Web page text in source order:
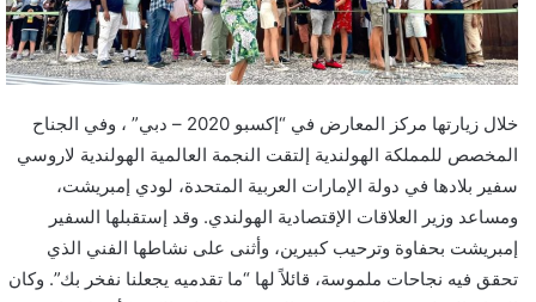
خلال زيارتها مركز المعارض في “إكسبو 2020 – دبي” ، وفي الجناح
المخصص للمملكة الهولندية إلتقت النجمة العالمية الهولندية لاروسي
سفير بلادها في دولة الإمارات العربية المتحدة، لودي إمبريشت،
ومساعد وزير العلاقات الإقتصادية الهولندي. وقد إستقبلها السفير
إمبريشت بحفاوة وترحيب كبيرين، وأثنى على نشاطها الفني الذي
تحقق فيه نجاحات ملموسة، قائلاً لها “ما تقدميه يجعلنا نفخر بك”. وكان